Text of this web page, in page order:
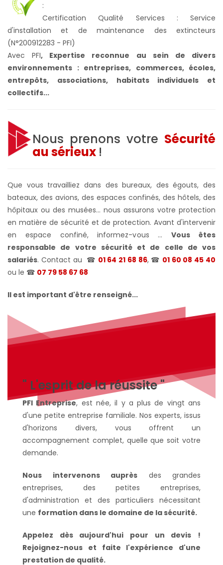
:
Certification Qualité Services : Service
d'installation et de maintenance des extincteurs
(N°200912283 - PFI)
Avec PFI, Expertise reconnue au sein de divers
environnements : entreprises, commerces, écoles,
entrepôts, associations, habitats individuels et
collectifs...
Nous prenons votre Sécurité
au sérieux !
Que vous travailliez dans des bureaux, des égouts, des
bateaux, des avions, des espaces confinés, des hôtels, des
hôpitaux ou des musées... nous assurons votre protection
en matière de sécurité et de protection. Avant d'intervenir
en espace confiné, informez-vous ...Vous êtes
responsable de votre sécurité et de celle de vos
salariés. Contact au ☎ 01 64 21 68 86, ☎ 01 60 08 45 40
ou le ☎ 07 79 58 67 68
Il est important d'être renseigné...
" L'esprit de la réussite "
PFI Entreprise, est née, il y a plus de vingt ans
d'une petite entreprise familiale. Nos experts, issus
d'horizons divers, vous offrent un
accompagnement complet, quelle que soit votre
demande.
Nous intervenons auprès des grandes
entreprises, des petites entreprises,
d'administration et des particuliers nécessitant
une formation dans le domaine de la sécurité.
Appelez dès aujourd'hui pour un devis !
Rejoignez-nous et faite l'expérience d'une
prestation de qualité.